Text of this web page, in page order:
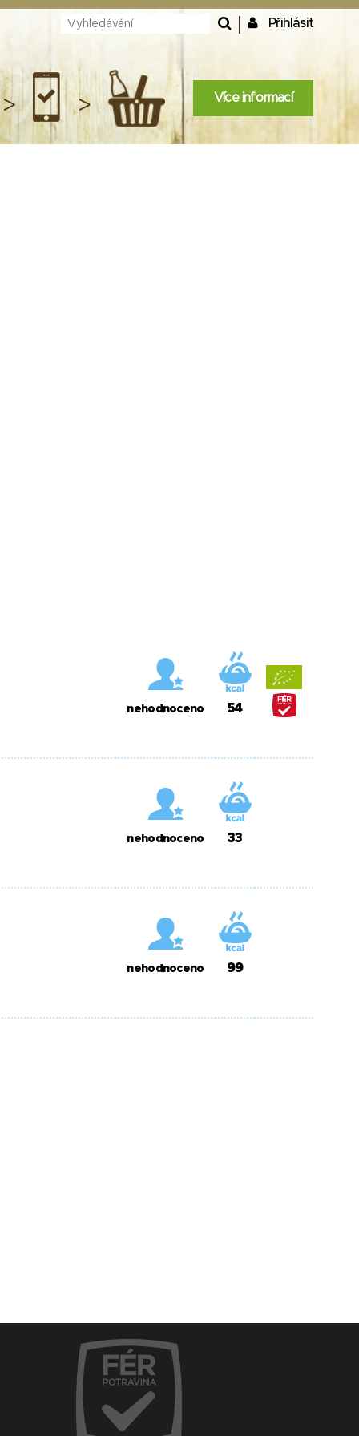
Přihlásit
> > Více informací
nehodnoceno 54
nehodnoceno 33
nehodnoceno 99